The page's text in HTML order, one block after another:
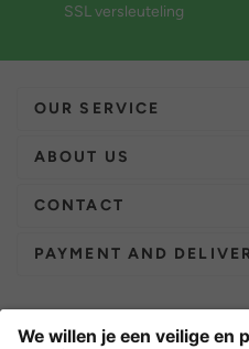
SSL versleuteling
OUR SERVICE
ABOUT US
CONTACT
PAYMENT AND